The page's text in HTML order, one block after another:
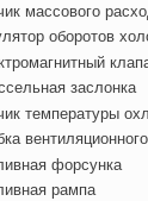
массового
оборотов
заслонка
температуры
форсунка
рампа